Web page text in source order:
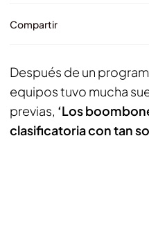
Compartir
Después de un
equipos tuvo mucha
previas, ‘Los
clasificatoria con tan